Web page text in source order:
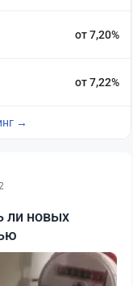
от 7,20%
от 7,22%
→
ли новых